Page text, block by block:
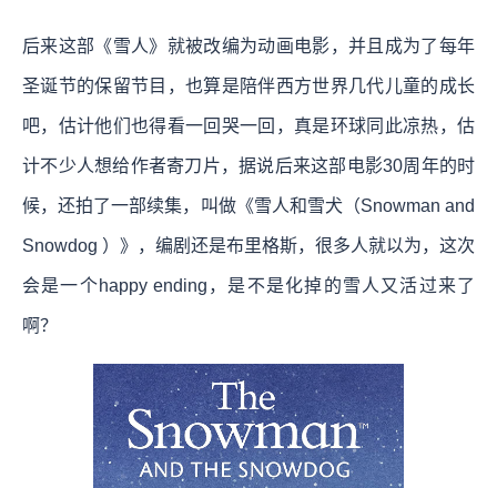
后来这部《雪人》就被改编为动画电影，并且成为了每年
圣诞节的保留节目，也算是陪伴西方世界几代儿童的成长
吧，估计他们也得看一回哭一回，真是环球同此凉热，估
计不少人想给作者寄刀片，据说后来这部电影30周年的时
候，还拍了一部续集，叫做《雪人和雪犬（Snowman and
Snowdog ）》，编剧还是布里格斯，很多人就以为，这次
会是一个happy ending，是不是化掉的雪人又活过来了
啊？